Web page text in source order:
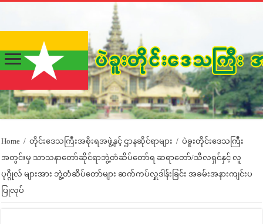
Home / တိုင်းဒေသကြီးအစိုးရအဖွဲ့နှင့် ဌာနဆိုင်ရာများ / ပဲခူးတိုင်းဒေသကြီး
အတွင်းမှ သာသနာတော်ဆိုင်ရာဘွဲ့တံဆိပ်‌တော်ရ ဆရာတော်/သီလရှင်နှင့် လူ
ပုဂ္ဂိုလ် များအား ဘွဲ့တံဆိပ်တော်များ ဆက်ကပ်လှူဒါန်းခြင်း အခမ်းအနားကျင်းပ
ပြုလုပ်